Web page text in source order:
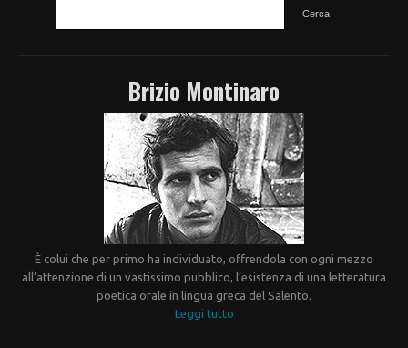
Brizio Montinaro
È colui che per primo ha individuato, offrendola con ogni mezzo
all’attenzione di un vastissimo pubblico, l’esistenza di una letteratura
poetica orale in lingua greca del Salento.
Leggi tutto